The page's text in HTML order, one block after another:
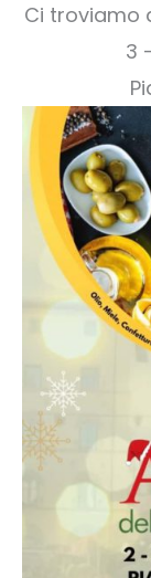
Ci troviamo
3